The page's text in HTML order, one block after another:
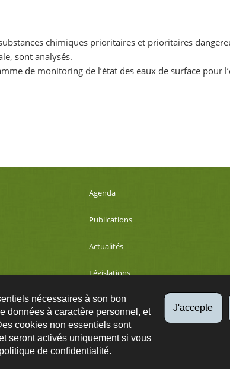
nécessaires à son bon
données à caractère personnel, et
cookies non essentiels sont
seront activés uniquement si vous
politique de confidentialité.
J'accepte
chimiques prioritaires et prioritaires
sont analysés.
de monitoring de l’état des eaux de surface pour
Agenda
Publications
Actualités
Législations
Développement durable
Plan du site A propos